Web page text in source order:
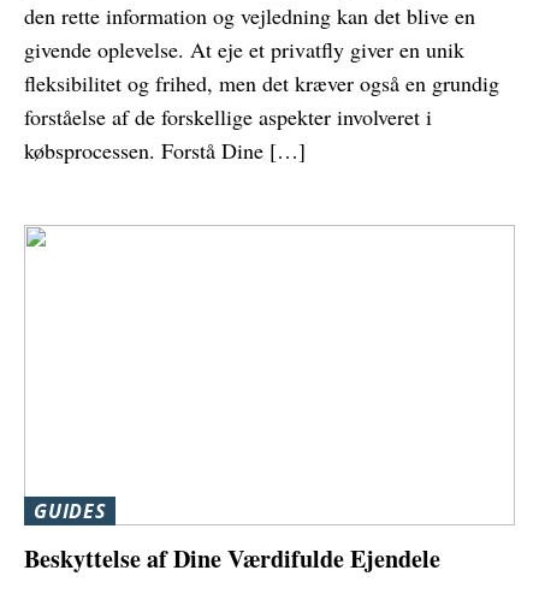
den rette information og vejledning kan det blive en
givende oplevelse. At eje et privatfly giver en unik
fleksibilitet og frihed, men det kræver også en grundig
forståelse af de forskellige aspekter involveret i
købsprocessen. Forstå Dine […]
GUIDES
Beskyttelse af Dine Værdifulde Ejendele